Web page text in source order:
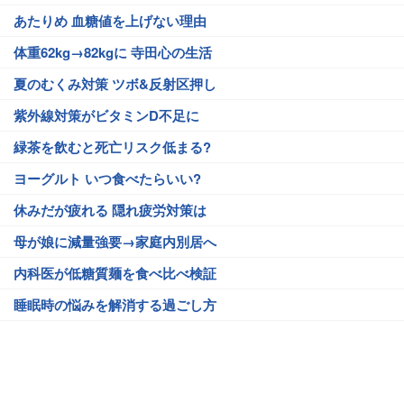
あたりめ 血糖値を上げない理由
体重62kg→82kgに 寺田心の生活
夏のむくみ対策 ツボ&反射区押し
紫外線対策がビタミンD不足に
緑茶を飲むと死亡リスク低まる?
ヨーグルト いつ食べたらいい?
休みだが疲れる 隠れ疲労対策は
母が娘に減量強要→家庭内別居へ
内科医が低糖質麺を食べ比べ検証
睡眠時の悩みを解消する過ごし方